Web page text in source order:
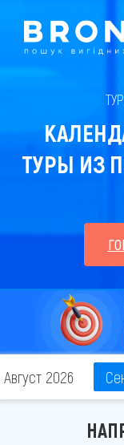
ТУРЫ ИЗ
Август 2026